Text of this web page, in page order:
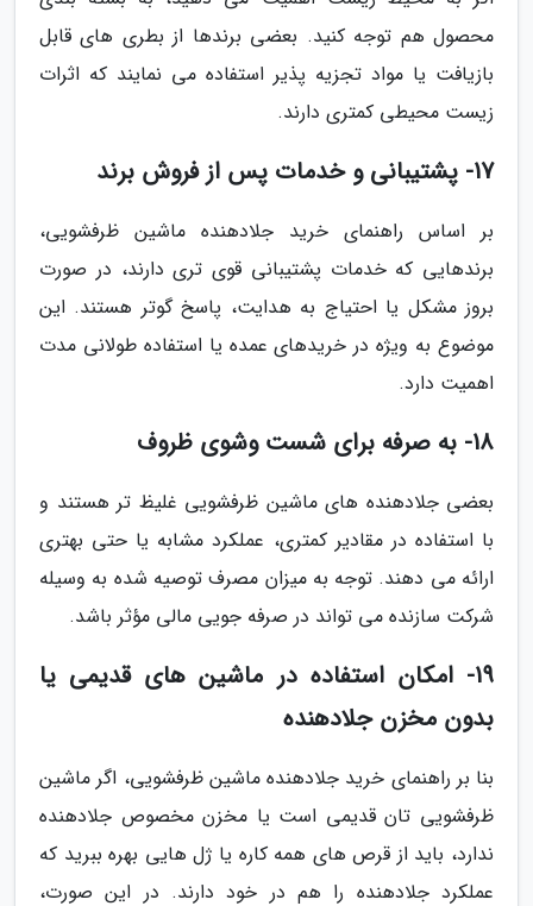
محصول هم توجه کنید. بعضی برندها از بطری های قابل
بازیافت یا مواد تجزیه پذیر استفاده می نمایند که اثرات
زیست محیطی کمتری دارند.
17- پشتیبانی و خدمات پس از فروش برند
بر اساس راهنمای خرید جلادهنده ماشین ظرفشویی،
برندهایی که خدمات پشتیبانی قوی تری دارند، در صورت
بروز مشکل یا احتیاج به هدایت، پاسخ گوتر هستند. این
موضوع به ویژه در خریدهای عمده یا استفاده طولانی مدت
اهمیت دارد.
18- به صرفه برای شست وشوی ظروف
بعضی جلادهنده های ماشین ظرفشویی غلیظ تر هستند و
با استفاده در مقادیر کمتری، عملکرد مشابه یا حتی بهتری
ارائه می دهند. توجه به میزان مصرف توصیه شده به وسیله
شرکت سازنده می تواند در صرفه جویی مالی مؤثر باشد.
19- امکان استفاده در ماشین های قدیمی یا
بدون مخزن جلادهنده
بنا بر راهنمای خرید جلادهنده ماشین ظرفشویی، اگر ماشین
ظرفشویی تان قدیمی است یا مخزن مخصوص جلادهنده
ندارد، باید از قرص های همه کاره یا ژل هایی بهره ببرید که
عملکرد جلادهنده را هم در خود دارند. در این صورت،